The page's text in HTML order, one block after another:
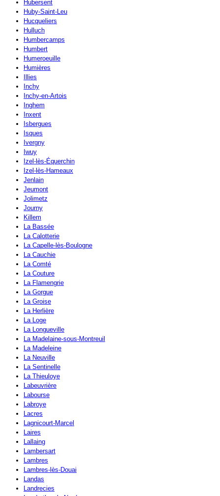
Hubersent
Huby-Saint-Leu
Hucqueliers
Hulluch
Humbercamps
Humbert
Humeroeuille
Humières
Illies
Inchy
Inchy-en-Artois
Inghem
Inxent
Isbergues
Isques
Ivergny
Iwuy
Izel-lès-Équerchin
Izel-lès-Hameaux
Jenlain
Jeumont
Jolimetz
Journy
Killem
La Bassée
La Calotterie
La Capelle-lès-Boulogne
La Cauchie
La Comté
La Couture
La Flamengrie
La Gorgue
La Groise
La Herlière
La Loge
La Longueville
La Madelaine-sous-Montreuil
La Madeleine
La Neuville
La Sentinelle
La Thieuloye
Labeuvrière
Labourse
Labroye
Lacres
Lagnicourt-Marcel
Laires
Lallaing
Lambersart
Lambres
Lambres-lès-Douai
Landas
Landrecies